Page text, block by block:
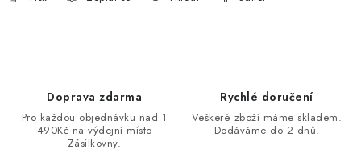
Doprava zdarma
Pro každou objednávku nad 1
490Kč na výdejní místo
Zásilkovny.
Rychlé doručení
Veškeré zboží máme skladem.
Dodáváme do 2 dnů.